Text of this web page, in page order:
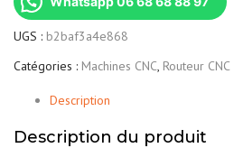
UGS : b2baf3a4e868
Catégories : Machines CNC, Routeur CNC
Description
Description du produit